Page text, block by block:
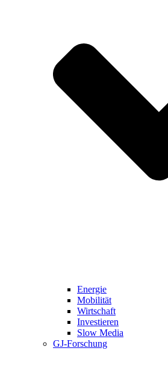
Energie
Mobilität
Wirtschaft
Investieren
Slow Media
GJ-Forschung